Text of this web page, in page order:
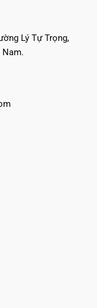
Lý Tự Trọng,
Nam.